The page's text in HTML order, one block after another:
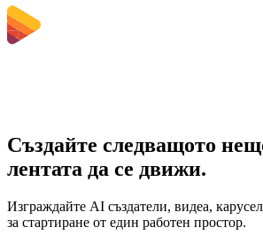
Създайте следващото
лентата да се движи.
Изграждайте AI създатели, видеа,
за стартиране от един работен простор.